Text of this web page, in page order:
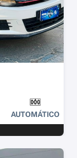
AUTOMÁTICO